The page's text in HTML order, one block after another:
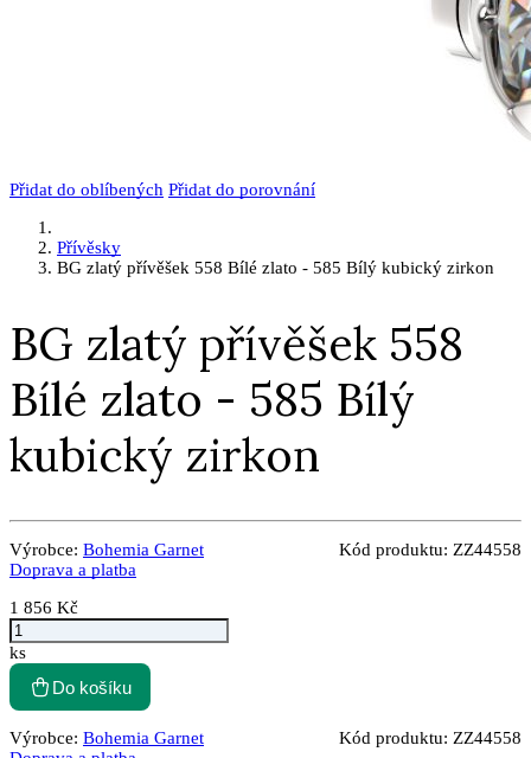
Přidat do oblíbených Přidat do porovnání
Přívěsky
BG zlatý přívěšek 558 Bílé zlato - 585 Bílý kubický zirkon
BG zlatý přívěšek 558
Bílé zlato - 585 Bílý
kubický zirkon
Výrobce: Bohemia Garnet Kód produktu: ZZ44558
Doprava a platba
1 856 Kč
ks
Do košíku
Výrobce: Bohemia Garnet Kód produktu: ZZ44558